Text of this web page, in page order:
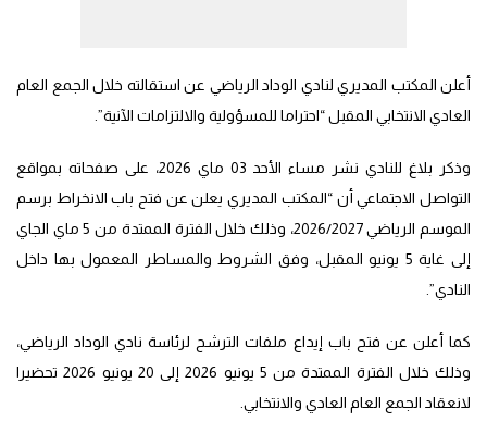
أعلن المكتب المديري لنادي الوداد الرياضي عن استقالته خلال الجمع العام
العادي الانتخابي المقبل “احتراما للمسؤولية والالتزامات الآنية”.
وذكر بلاغ للنادي نشر مساء الأحد 03 ماي 2026، على صفحاته بمواقع
التواصل الاجتماعي أن “المكتب المديري يعلن عن فتح باب الانخراط برسم
الموسم الرياضي 2026/2027، وذلك خلال الفترة الممتدة من 5 ماي الجاي
إلى غاية 5 يونيو المقبل، وفق الشروط والمساطر المعمول بها داخل
النادي”.
كما أعلن عن فتح باب إيداع ملفات الترشح لرئاسة نادي الوداد الرياضي،
وذلك خلال الفترة الممتدة من 5 يونيو 2026 إلى 20 يونيو 2026 تحضيرا
لانعقاد الجمع العام العادي والانتخابي.